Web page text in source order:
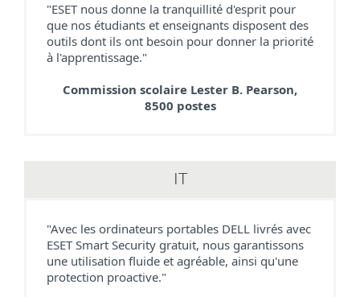
"ESET nous donne la tranquillité d'esprit pour
que nos étudiants et enseignants disposent des
outils dont ils ont besoin pour donner la priorité
à l'apprentissage."
Commission scolaire Lester B. Pearson,
8500 postes
"Avec les ordinateurs portables DELL livrés avec
ESET Smart Security gratuit, nous garantissons
une utilisation fluide et agréable, ainsi qu'une
protection proactive."